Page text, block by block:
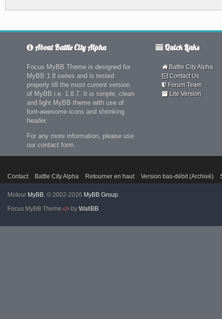
About Battle City Alpha
Focus MyBB Theme is designed for
MyBB 1.8 series and is tested
properly till the most current version
of MyBB i.e. 1.8.7. It is simple, clean
and light MyBB theme with use of
font-awesome icons and shrinking
header.
For any more information, please use
our contact form.
Quick Links
Battle City Alpha
Contact Us
Forum Team
Lite Version
Contact Battle City Alpha Retourner en haut Version bas-débit (Archivé)
Moteur MyBB, © 2002-2026 MyBB Group.
Focus MyBB Theme
by WallBB